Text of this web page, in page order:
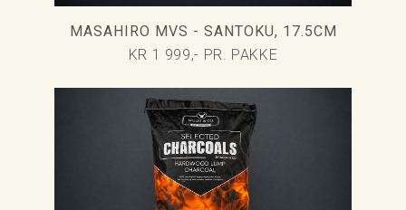
MASAHIRO MVS - SANTOKU, 17.5CM
KR 1 999,- PR. PAKKE